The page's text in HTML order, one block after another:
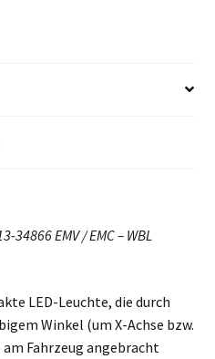
34866 EMV / EMC – WBL
LED-Leuchte, die durch
Winkel (um X-Achse bzw.
Fahrzeug angebracht